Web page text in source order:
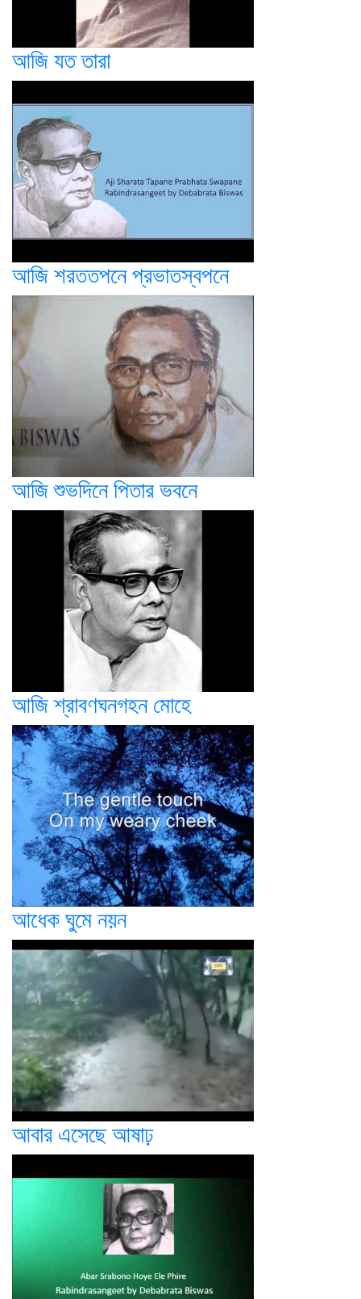
আজি যত তারা
আজি শরততপনে প্রভাতস্বপনে
আজি শুভদিনে পিতার ভবনে
আজি শ্রাবণঘনগহন মোহে
আধেক ঘুমে নয়ন
আবার এসেছে আষাঢ়